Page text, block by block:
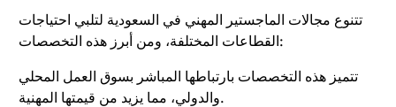
تتنوع مجالات الماجستير المهني في السعودية لتلبي احتياجات
القطاعات المختلفة، ومن أبرز هذه التخصصات:
تتميز هذه التخصصات بارتباطها المباشر بسوق العمل المحلي
والدولي، مما يزيد من قيمتها المهنية.